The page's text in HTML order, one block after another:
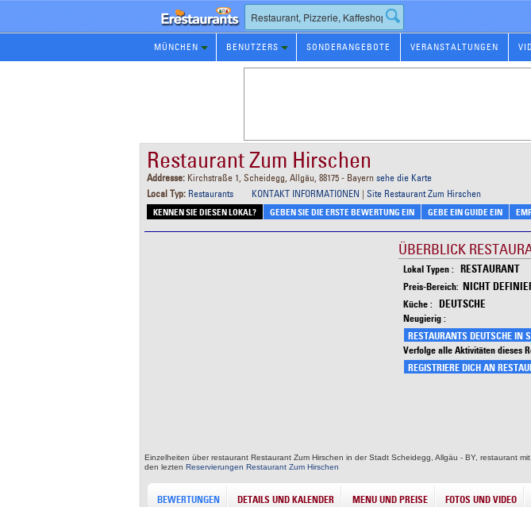
Restaurants
Reservierungen
MÜNCHEN BENUTZERS SONDERANGEBOTE VERANSTALTUNGEN
Restaurant Zum Hirschen
Addresse: Kirchstraße 1, Scheidegg, Allgäu, 88175 - Bayern sehe die Karte
Local Typ: Restaurants KONTAKT INFORMATIONEN | Site Restaurant Zum Hirschen
KENNEN SIE DIESEN LOKAL? GEBEN SIE DIE ERSTE BEWERTUNG EIN GEBE EIN GUIDE EIN
ÜBERBLICK
Lokal Typen : RESTAURANT
Preis-Bereich: NICHT
Küche : DEUTSCHE
Neugierig :
RESTAURANTS DEUTSCHE IN
Verfolge alle Aktivitäten dieses
REGISTRIERE DICH AN
Einzelheiten über restaurant Restaurant Zum Hirschen in der Stadt Scheidegg, Allgäu - BY, restaurant
den lezten Reservierungen Restaurant Zum Hirschen
BEWERTUNGEN DETAILS UND KALENDER MENU UND PREISE FOTOS UND VIDEO